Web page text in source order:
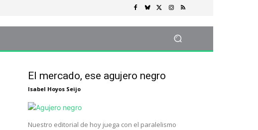
El mercado, ese agujero negro
Isabel Hoyos Seijo
Nuestro editorial de hoy juega con el paralelismo